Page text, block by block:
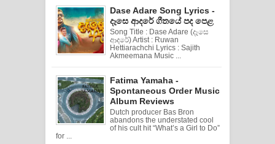
Dase Adare Song Lyrics -
දෑසෙ ආදරේ ගීතයේ පද පෙළ
Song Title : Dase Adare (දෑසෙ
ආදරේ) Artist : Ruwan
Hettiarachchi Lyrics : Sajith
Akmeemana Music ...
Fatima Yamaha -
Spontaneous Order Music
Album Reviews
Dutch producer Bas Bron
abandons the understated cool
of his cult hit “What’s a Girl to Do”
for ...